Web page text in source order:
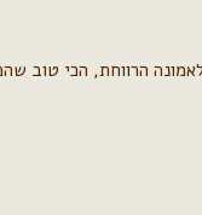
הרווחת, הכי טוב